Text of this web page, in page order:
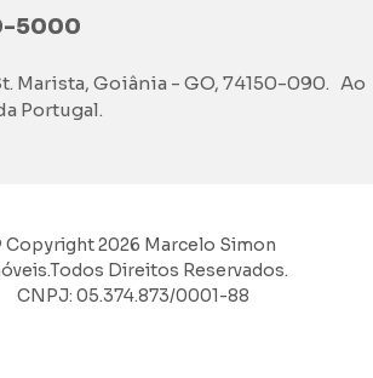
5000
Marista, Goiânia - GO, 74150-090. Ao
Portugal.
Copyright 2026 Marcelo Simon
Direitos Reservados.
CNPJ: 05.374.873/0001-88